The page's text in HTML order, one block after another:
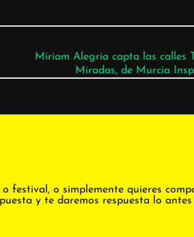
Miriam Alegría capta las calles
Miradas, de Murcia
festival, o simplemente quieres
y te daremos respuesta lo antes